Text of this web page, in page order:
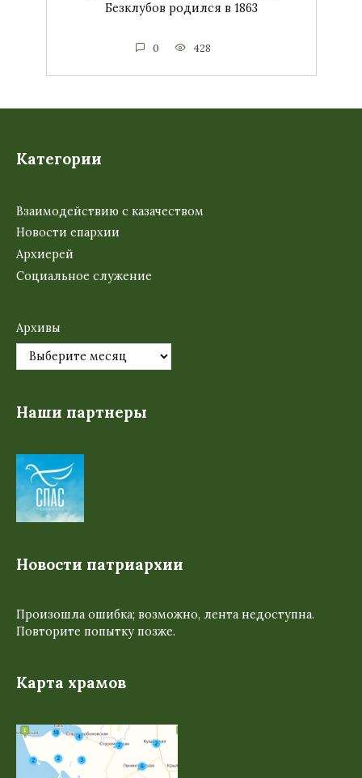
Безклубов родился в 1863
0 428
Категории
Взаимодействию с казачеством
Новости епархии
Архиерей
Социальное служение
Архивы
Наши партнеры
Новости патриархии
Произошла ошибка; возможно, лента недоступна.
Повторите попытку позже.
Карта храмов